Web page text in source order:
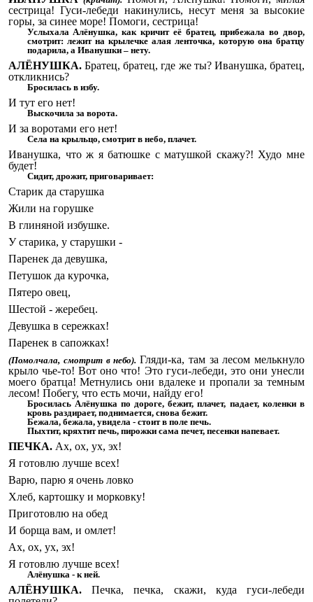
сестрица! Гуси-лебеди накинулись, несут меня за высокие
горы, за синее море! Помоги, сестрица!
Услыхала Алёнушка, как кричит её братец, прибежала во двор,
смотрит: лежит на крылечке алая ленточка, которую она братцу
подарила, а Иванушки – нету.
АЛЁНУШКА. Братец, братец, где же ты? Иванушка, братец,
откликнись?
Бросилась в избу.
И тут его нет!
Выскочила за ворота.
И за воротами его нет!
Села на крыльцо, смотрит в небо, плачет.
Иванушка, что ж я батюшке с матушкой скажу?! Худо мне
будет!
Сидит, дрожит, приговаривает:
Старик да старушка
Жили на горушке
В глиняной избушке.
У старика, у старушки -
Паренек да девушка,
Петушок да курочка,
Пятеро овец,
Шестой - жеребец.
Девушка в сережках!
Паренек в сапожках!
(Помолчала, смотрит в небо). Гляди-ка, там за лесом мелькнуло
крыло чье-то! Вот оно что! Это гуси-лебеди, это они унесли
моего братца! Метнулись они вдалеке и пропали за темным
лесом! Побегу, что есть мочи, найду его!
Бросилась Алёнушка по дороге, бежит, плачет, падает, коленки в
кровь раздирает, поднимается, снова бежит.
Бежала, бежала, увидела - стоит в поле печь.
Пыхтит, кряхтит печь, пирожки сама печет, песенки напевает.
ПЕЧКА. Ах, ох, ух, эх!
Я готовлю лучше всех!
Варю, парю я очень ловко
Хлеб, картошку и морковку!
Приготовлю на обед
И борща вам, и омлет!
Ах, ох, ух, эх!
Я готовлю лучше всех!
Алёнушка - к ней.
АЛЁНУШКА. Печка, печка, скажи, куда гуси-лебеди